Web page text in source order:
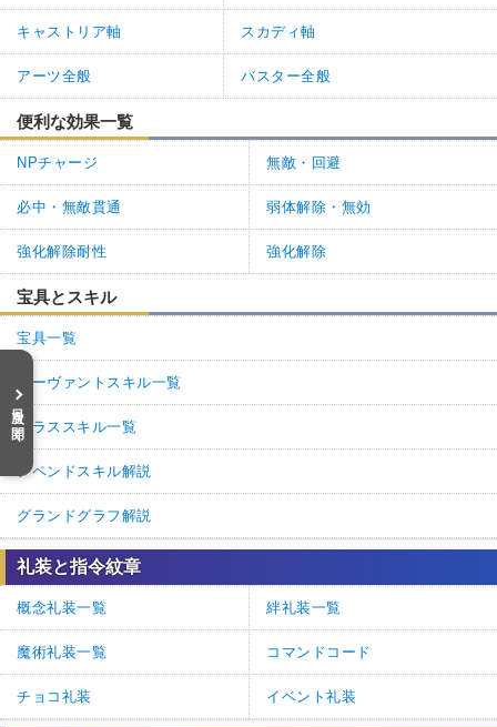
目次を開く
キャストリア軸 スカディ軸
アーツ全般 バスター全般
便利な効果一覧
NPチャージ 無敵・回避
必中・無敵貫通 弱体解除・無効
強化解除耐性 強化解除
宝具とスキル
宝具一覧
サーヴァントスキル一覧
クラススキル一覧
アペンドスキル解説
グランドグラフ解説
礼装と指令紋章
概念礼装一覧 絆礼装一覧
魔術礼装一覧 コマンドコード
チョコ礼装 イベント礼装